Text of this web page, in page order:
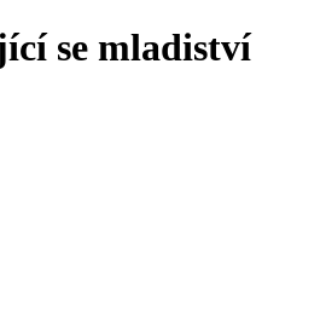
se mladiství